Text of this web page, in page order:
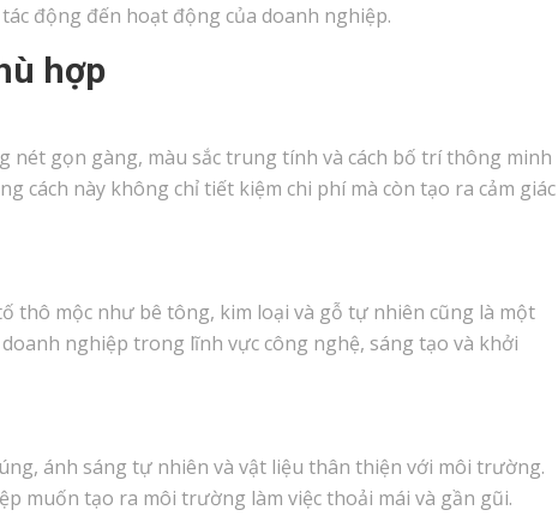
động đến hoạt động của doanh nghiệp.
hợp
gọn gàng, màu sắc trung tính và cách bố trí thông minh
cách này không chỉ tiết kiệm chi phí mà còn tạo ra cảm giác
thô mộc như bê tông, kim loại và gỗ tự nhiên cũng là một
nghiệp trong lĩnh vực công nghệ, sáng tạo và khởi
ánh sáng tự nhiên và vật liệu thân thiện với môi trường.
muốn tạo ra môi trường làm việc thoải mái và gần gũi.